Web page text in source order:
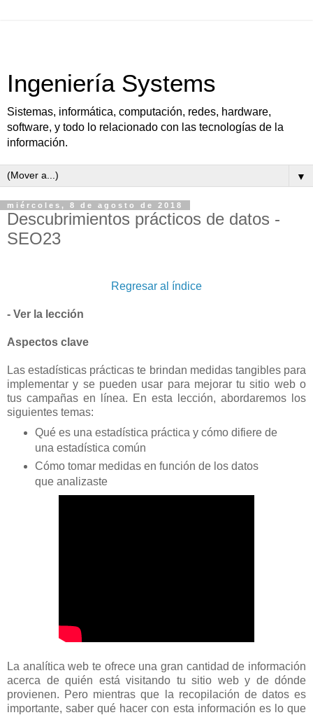
Ingeniería Systems
Sistemas, informática, computación, redes, hardware,
software, y todo lo relacionado con las tecnologías de la
información.
▼
miércoles, 8 de agosto de 2018
Descubrimientos prácticos de datos -
SEO23
Regresar al índice
- Ver la lección
Aspectos clave
Las estadísticas prácticas te brindan medidas tangibles para
implementar y se pueden usar para mejorar tu sitio web o
tus campañas en línea. En esta lección, abordaremos los
siguientes temas:
Qué es una estadística práctica y cómo difiere de
una estadística común
Cómo tomar medidas en función de los datos
que analizaste
La analítica web te ofrece una gran cantidad de información
acerca de quién está visitando tu sitio web y de dónde
provienen. Pero mientras que la recopilación de datos es
importante, saber qué hacer con esta información es lo que